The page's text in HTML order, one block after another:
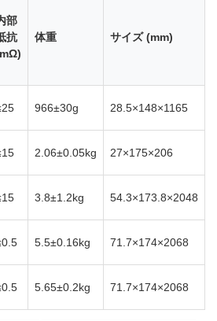
部
抗
体重 サイズ (mm)
966±30g 28.5×148×1165
2.06±0.05kg 27×175×206
3.8±1.2kg 54.3×173.8×2048
5.5±0.16kg 71.7×174×2068
5.65±0.2kg 71.7×174×2068